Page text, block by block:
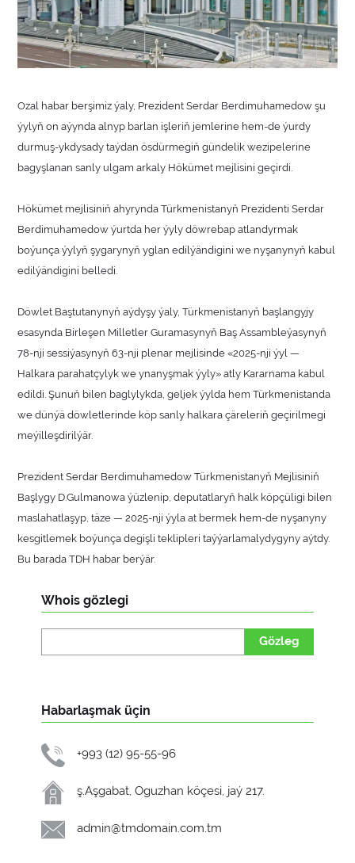
Ozal habar berşimiz ýaly, Prezident Serdar Berdimuhamedow şu
ýylyň on aýynda alnyp barlan işleriň jemlerine hem-de ýurdy
durmuş-ykdysady taýdan ösdürmegiň gündelik wezipelerine
bagyşlanan sanly ulgam arkaly Hökümet mejlisini geçirdi.
Hökümet mejlisiniň ahyrynda Türkmenistanyň Prezidenti Serdar
Berdimuhamedow ýurtda her ýyly döwrebap atlandyrmak
boýunça ýylyň şygarynyň yglan edilýändigini we nyşanynyň kabul
edilýändigini belledi.
Döwlet Baştutanynyň aýdyşy ýaly, Türkmenistanyň başlangyjy
esasynda Birleşen Milletler Guramasynyň Baş Assambleýasynyň
78-nji sessiýasynyň 63-nji plenar mejlisinde «2025-nji ýyl —
Halkara parahatçylyk we ynanyşmak ýyly» atly Kararnama kabul
edildi. Şunuň bilen baglylykda, geljek ýylda hem Türkmenistanda
we dünýä döwletlerinde köp sanly halkara çäreleriň geçirilmegi
meýilleşdirilýär.
Prezident Serdar Berdimuhamedow Türkmenistanyň Mejlisiniň
Başlygy D.Gulmanowa ýüzlenip, deputatlaryň halk köpçüligi bilen
maslahatlaşyp, täze — 2025-nji ýyla at bermek hem-de nyşanyny
kesgitlemek boýunça degişli teklipleri taýýarlamalydygyny aýtdy.
Bu barada TDH habar berýär.
Whois gözlegi
Gözleg
Habarlaşmak üçin
+993 (12) 95-55-96
ş.Aşgabat, Oguzhan köçesi, jaý 217.
admin@tmdomain.com.tm